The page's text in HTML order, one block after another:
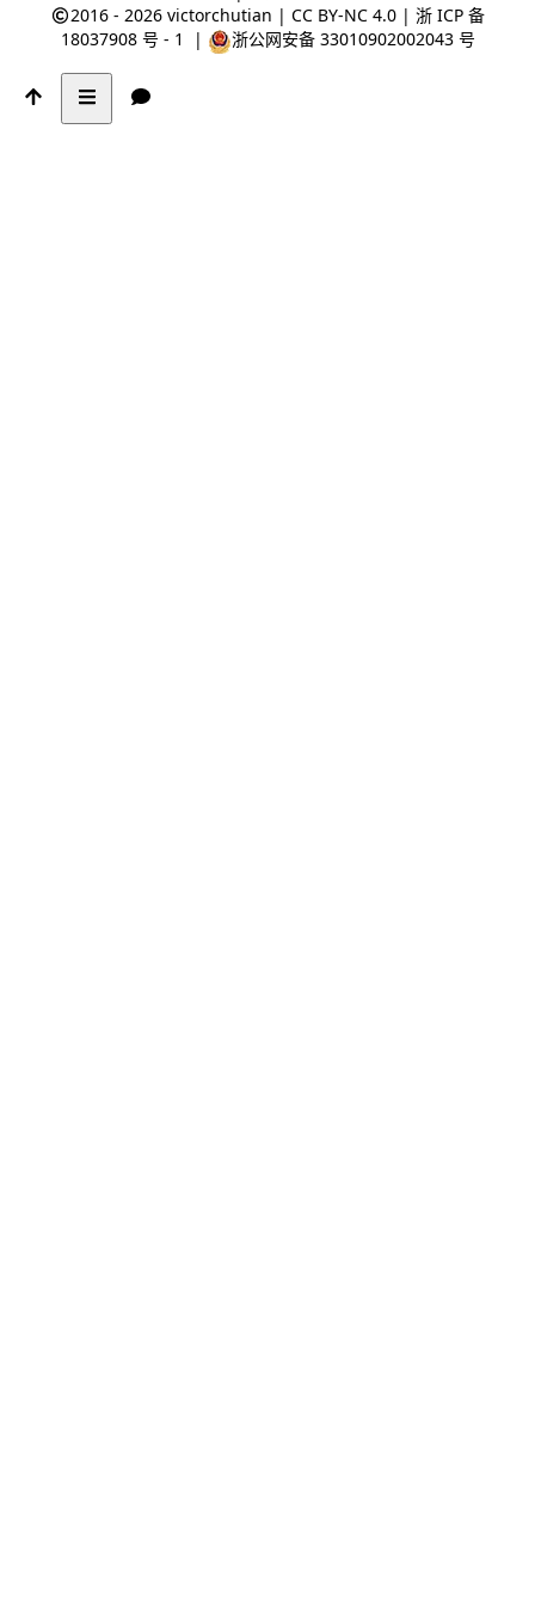
2016 - 2026 victorchutian |CC BY-NC 4.0 |浙 ICP 备
18037908 号 - 1
| 浙公网安备 33010902002043 号